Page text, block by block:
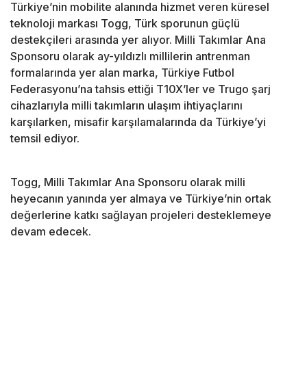
Türkiye’nin mobilite alanında hizmet veren küresel
teknoloji markası Togg, Türk sporunun güçlü
destekçileri arasında yer alıyor. Milli Takımlar Ana
Sponsoru olarak ay-yıldızlı millilerin antrenman
formalarında yer alan marka, Türkiye Futbol
Federasyonu’na tahsis ettiği T10X’ler ve Trugo şarj
cihazlarıyla milli takımların ulaşım ihtiyaçlarını
karşılarken, misafir karşılamalarında da Türkiye’yi
temsil ediyor.
Togg, Milli Takımlar Ana Sponsoru olarak milli
heyecanın yanında yer almaya ve Türkiye’nin ortak
değerlerine katkı sağlayan projeleri desteklemeye
devam edecek.